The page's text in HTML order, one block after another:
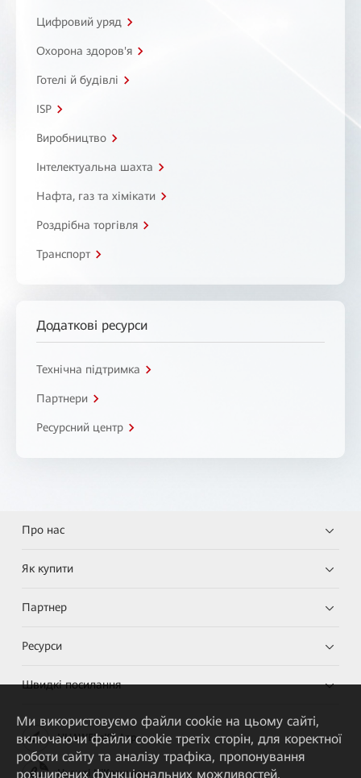
Цифровий уряд
Охорона здоров'я
Готелі й будівлі
ISP
Виробництво
Інтелектуальна шахта
Нафта, газ та хімікати
Роздрібна торгівля
Транспорт
Додаткові ресурси
Технічна підтримка
Партнери
Ресурсний центр
Про нас
Як купити
Партнер
Ресурси
Швидкі посилання
HUAWEI eKit App
Huawei HiKnow App
Ми використовуємо файли cookie на цьому сайті,
включаючи файли cookie третіх сторін, для коректної
роботи сайту та аналізу трафіка, пропонування
розширених функціональних можливостей,